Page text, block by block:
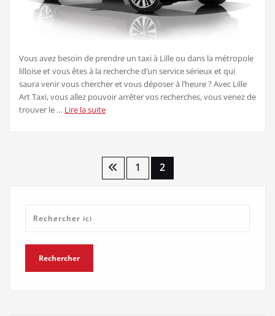
Vous avez besoin de prendre un taxi à Lille ou dans la métropole
lilloise et vous êtes à la recherche d’un service sérieux et qui
saura venir vous chercher et vous déposer à l’heure ? Avec Lille
Art Taxi, vous allez pouvoir arrêter vos recherches, vous venez de
trouver le … Lire la suite
publications
1 2